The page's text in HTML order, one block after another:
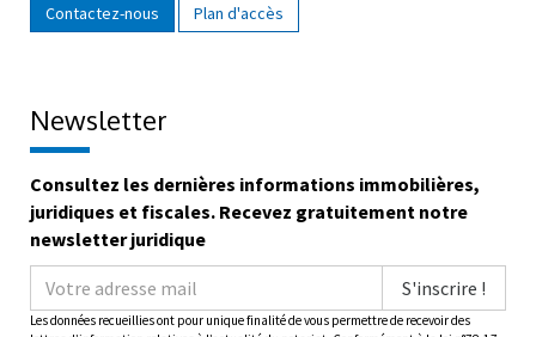
Contactez-nous Plan d'accès
Newsletter
Consultez les dernières informations immobilières,
juridiques et fiscales. Recevez gratuitement notre
newsletter juridique
S'inscrire !
Les données recueillies ont pour unique finalité de vous permettre de recevoir des